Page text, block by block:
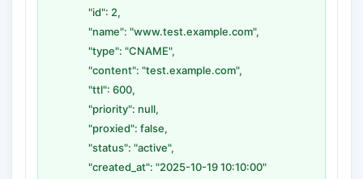
"id": 2,
"name": "www.test.example.com",
"type": "CNAME",
"content": "test.example.com",
"ttl": 600,
"priority": null,
"proxied": false,
"status": "active",
"created_at": "2025-10-19 10:10:00"